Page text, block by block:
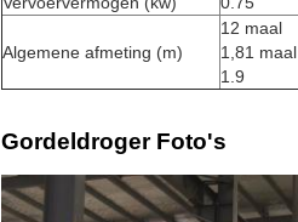
Algemene afmeting (m)
12 maal
1,81 maal
1.9
Gordeldroger Foto's